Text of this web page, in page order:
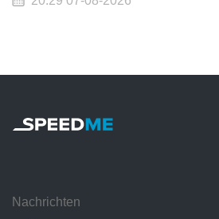
Nachrichten